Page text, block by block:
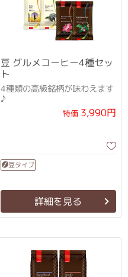
豆 グルメコーヒー4種セッ
ト
4種類の高級銘柄が味わえます
♪
特価3,990円
豆タイプ
詳細を見る